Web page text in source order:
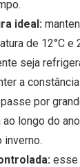
ideal:
de 12°C e
seja
a
por
longo do
inverno.
esse